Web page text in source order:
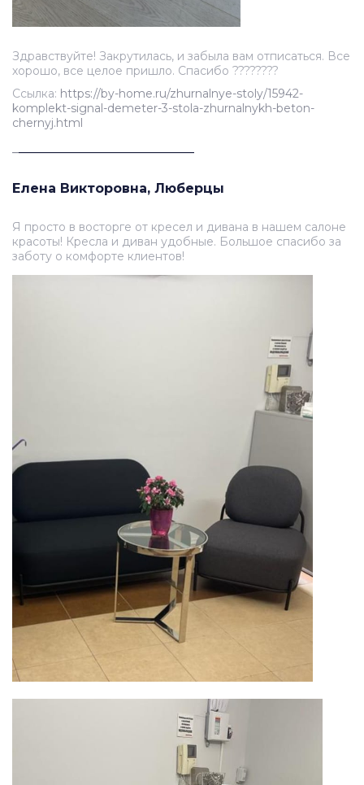
Здравствуйте! Закрутилась, и забыла вам отписаться. Все
хорошо, все целое пришло. Спасибо ????????
Ссылка: https://by-home.ru/zhurnalnye-stoly/15942-
komplekt-signal-demeter-3-stola-zhurnalnykh-beton-
chernyj.html
Елена Викторовна, Люберцы
Я просто в восторге от кресел и дивана в нашем салоне
красоты! Кресла и диван удобные. Большое спасибо за
заботу о комфорте клиентов!